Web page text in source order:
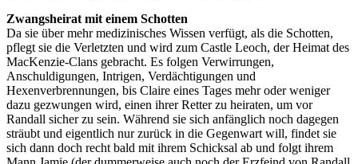
Zwangsheirat mit einem Schotten
Da sie über mehr medizinisches Wissen verfügt, als die Schotten,
pflegt sie die Verletzten und wird zum Castle Leoch, der Heimat des
MacKenzie-Clans gebracht. Es folgen Verwirrungen,
Anschuldigungen, Intrigen, Verdächtigungen und
Hexenverbrennungen, bis Claire eines Tages mehr oder weniger
dazu gezwungen wird, einen ihrer Retter zu heiraten, um vor
Randall sicher zu sein. Während sie sich anfänglich noch dagegen
sträubt und eigentlich nur zurück in die Gegenwart will, findet sie
sich dann doch recht bald mit ihrem Schicksal ab und folgt ihrem